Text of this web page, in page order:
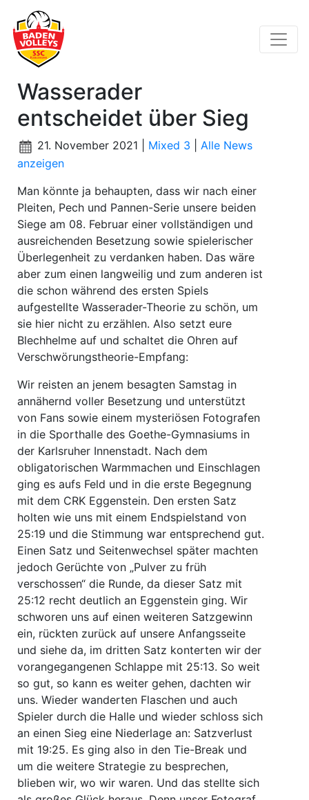
Wasserader
entscheidet über Sieg
21. November 2021 | Mixed 3
Alle News
anzeigen
Man könnte ja behaupten, dass wir nach einer
Pleiten, Pech und Pannen-Serie unsere beiden
Siege am 08. Februar einer vollständigen und
ausreichenden Besetzung sowie spielerischer
Überlegenheit zu verdanken haben. Das wäre
aber zum einen langweilig und zum anderen ist
die schon während des ersten Spiels
aufgestellte Wasserader-Theorie zu schön, um
sie hier nicht zu erzählen. Also setzt eure
Blechhelme auf und schaltet die Ohren auf
Verschwörungstheorie-Empfang:
Wir reisten an jenem besagten Samstag in
annähernd voller Besetzung und unterstützt
von Fans sowie einem mysteriösen Fotografen
in die Sporthalle des Goethe-Gymnasiums in
der Karlsruher Innenstadt. Nach dem
obligatorischen Warmmachen und Einschlagen
ging es aufs Feld und in die erste Begegnung
mit dem CRK Eggenstein. Den ersten Satz
holten wie uns mit einem Endspielstand von
25:19 und die Stimmung war entsprechend gut.
Einen Satz und Seitenwechsel später machten
jedoch Gerüchte von „Pulver zu früh
verschossen“ die Runde, da dieser Satz mit
25:12 recht deutlich an Eggenstein ging. Wir
schworen uns auf einen weiteren Satzgewinn
ein, rückten zurück auf unsere Anfangsseite
und siehe da, im dritten Satz konterten wir der
vorangegangenen Schlappe mit 25:13. So weit
so gut, so kann es weiter gehen, dachten wir
uns. Wieder wanderten Flaschen und auch
Spieler durch die Halle und wieder schloss sich
an einen Sieg eine Niederlage an: Satzverlust
mit 19:25. Es ging also in den Tie-Break und
um die weitere Strategie zu besprechen,
blieben wir, wo wir waren. Und das stellte sich